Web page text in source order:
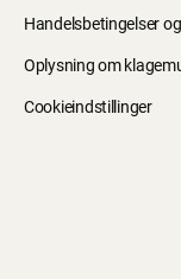
Handelsbetingelser
Oplysning om
Cookieindstillinger